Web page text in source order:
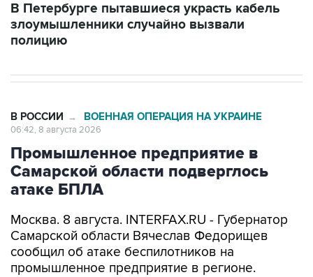
В Петербурге пытавшиеся украсть кабель
злоумышленники случайно вызвали
полицию
В РОССИИ → ВОЕННАЯ ОПЕРАЦИЯ НА УКРАИНЕ
06:42, 8 августа 2026
Промышленное предприятие в
Самарской области подверглось
атаке БПЛА
Москва. 8 августа. INTERFAX.RU - Губернатор
Самарской области Вячеслав Федорищев
сообщил об атаке беспилотников на
промышленное предприятие в регионе.